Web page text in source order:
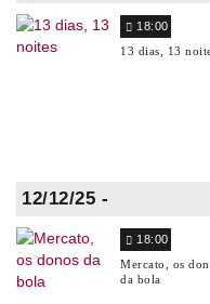
18:00
13 dias, 13
12/12/25 -
18:00
Mercato, os
da bola